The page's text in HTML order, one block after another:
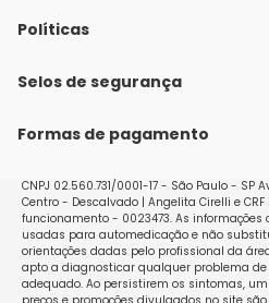
Quem Somos
Nossas lojas
Políticas
Política de Envio
Políticas de Trocas e Devoluções
Selos de segurança
Formas de pagamento
CNPJ 02.560.731/0001-17 - São Paulo - SP
Centro - Descalvado | Angelita Cirelli e CRF
funcionamento - 0023473. As
usadas para automedicação e não
orientações dadas pelo profissional da
apto a diagnosticar qualquer problema
adequado. Ao persistirem os sintomas,